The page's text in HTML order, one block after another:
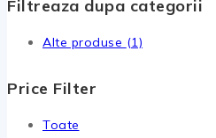
Filtreaza dupa categorii
Alte produse (1)
Price Filter
Toate